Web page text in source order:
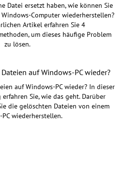
Datei ersetzt haben, wie können Sie
Computer wiederherstellen?
Artikel erfahren Sie 4
um dieses häufige Problem
zu lösen.
auf Windows-PC wieder?
auf Windows-PC wieder? In dieser
Sie, wie das geht. Darüber
die gelöschten Dateien von einem
wiederherstellen.